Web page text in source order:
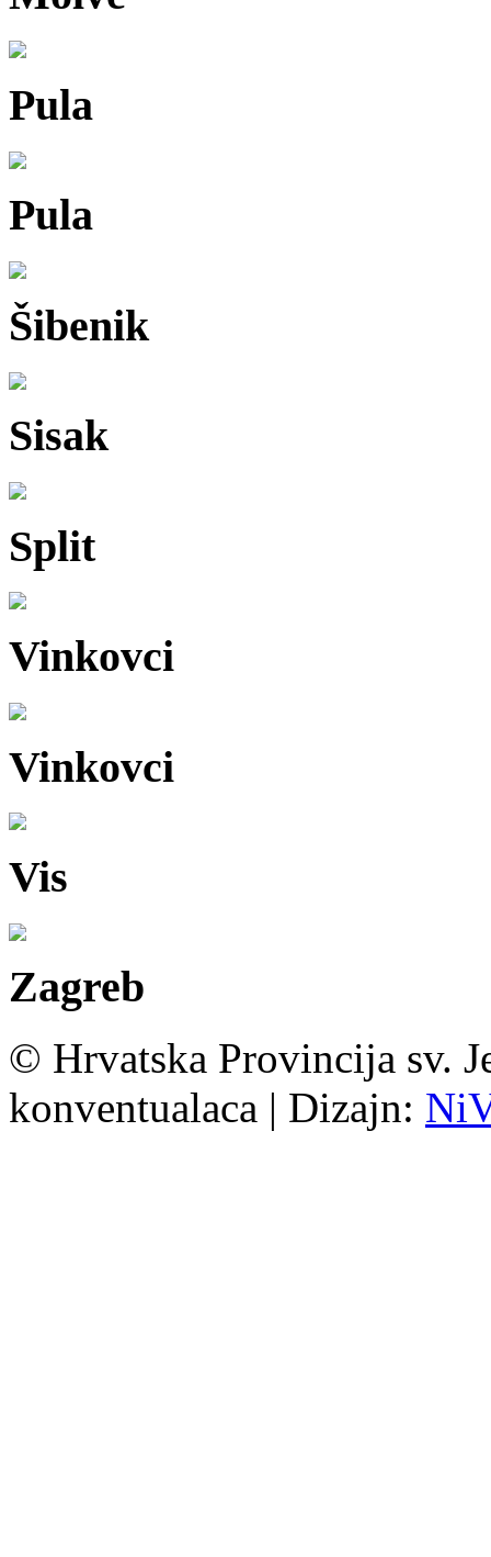
Pula
Pula
Šibenik
Sisak
Split
Vinkovci
Vinkovci
Vis
Zagreb
© Hrvatska Provincija sv.
konventualaca | Dizajn: